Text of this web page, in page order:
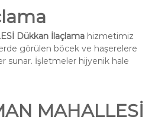
Dükkan İlaçlamahizmetimiz
görülen böcek ve haşerelere
sunar. İşletmeler hijyenik hale
MAHALLESİ